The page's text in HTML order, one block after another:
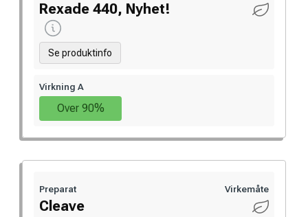
Rexade 440, Nyhet!
Se produktinfo
Virkning A
Over 90%
Preparat
Cleave
Virkemåte